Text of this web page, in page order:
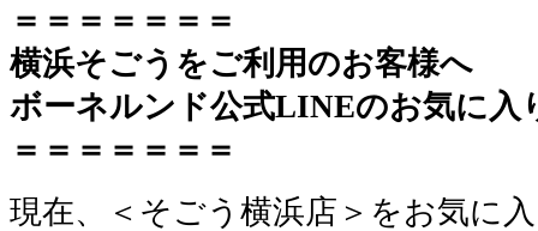
＝＝＝＝＝＝＝
横浜そごうをご利用のお客様へ
ボーネルンド公式LINEのお気に入
＝＝＝＝＝＝＝
現在、＜そごう横浜店＞をお気に